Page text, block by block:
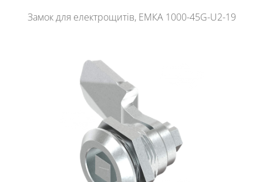
Замок для електрощитів, ЕМКА 1000-45G-U2-19